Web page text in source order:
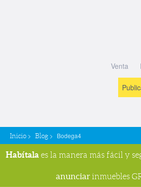
Venta
Inicio > Blog > Bodega4
Habítala es la manera más fácil y
anunciar inmuebles